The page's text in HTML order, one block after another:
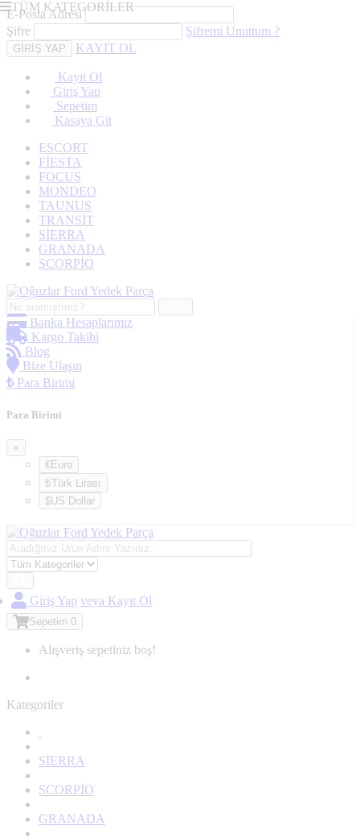
E-Posta Adresi
Şifre
Şifremi Unuttum ?
KAYIT OL
Kayıt Ol
Giriş Yap
Sepetim
Kasaya Git
ESCORT
FİESTA
FOCUS
MONDEO
TAUNUS
TRANSİT
SİERRA
GRANADA
SCORPİO
Banka Hesaplarımız
Kargo Takibi
Blog
Bize Ulaşın
₺ Para Birimi
Para Birimi
×
€Euro
₺Türk Lirası
$US Dollar
Giriş Yap veya Kayıt Ol
Sepetim 0
Alışveriş sepetiniz boş!
TÜM KATEGORİLER
Kategoriler
SİERRA
SCORPİO
GRANADA